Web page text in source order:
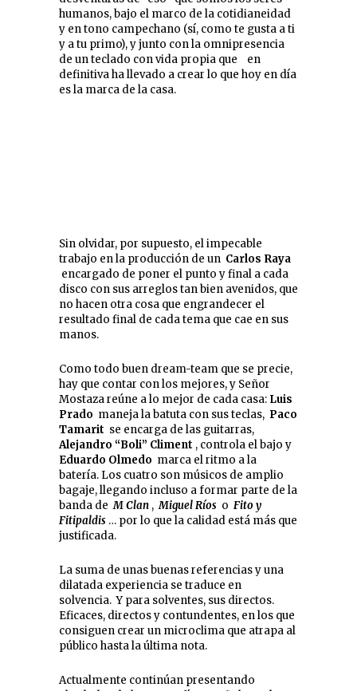
humanos, bajo el marco de la cotidianeidad
y en tono campechano (sí, como te gusta a ti
y a tu primo), y junto con la omnipresencia
de un teclado con vida propia que en
definitiva ha llevado a crear lo que hoy en día
es la marca de la casa.
Sin olvidar, por supuesto, el impecable
trabajo en la producción de un Carlos Raya
encargado de poner el punto y final a cada
disco con sus arreglos tan bien avenidos, que
no hacen otra cosa que engrandecer el
resultado final de cada tema que cae en sus
manos.
Como todo buen dream-team que se precie,
hay que contar con los mejores, y Señor
Mostaza reúne a lo mejor de cada casa: Luis
Prado maneja la batuta con sus teclas, Paco
Tamarit se encarga de las guitarras,
Alejandro “Boli” Climent , controla el bajo y
Eduardo Olmedo marca el ritmo a la
batería. Los cuatro son músicos de amplio
bagaje, llegando incluso a formar parte de la
banda deM Clan ,Miguel Ríos o Fito y
Fitipaldis … por lo que la calidad está más que
justificada.
La suma de unas buenas referencias y una
dilatada experiencia se traduce en
solvencia. Y para solventes, sus directos.
Eficaces, directos y contundentes, en los que
consiguen crear un microclima que atrapa al
público hasta la última nota.
Actualmente continúan presentando